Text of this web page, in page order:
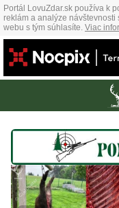
Portál LovuZdar.sk používa k
reklám a analýze
webu s tým súhlasíte. Viac